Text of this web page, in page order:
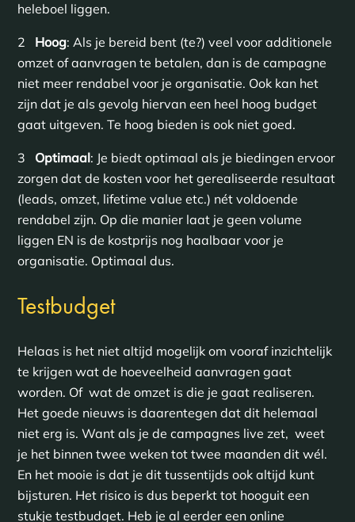
heleboel liggen.
2 Hoog: Als je bereid bent (te?) veel voor additionele
omzet of aanvragen te betalen, dan is de campagne
niet meer rendabel voor je organisatie. Ook kan het
zijn dat je als gevolg hiervan een heel hoog budget
gaat uitgeven. Te hoog bieden is ook niet goed.
3 Optimaal: Je biedt optimaal als je biedingen ervoor
zorgen dat de kosten voor het gerealiseerde resultaat
(leads, omzet, lifetime value etc.) nét voldoende
rendabel zijn. Op die manier laat je geen volume
liggen EN is de kostprijs nog haalbaar voor je
organisatie. Optimaal dus.
Testbudget
Helaas is het niet altijd mogelijk om vooraf inzichtelijk
te krijgen wat de hoeveelheid aanvragen gaat
worden. Of wat de omzet is die je gaat realiseren.
Het goede nieuws is daarentegen dat dit helemaal
niet erg is. Want als je de campagnes live zet, weet
je het binnen twee weken tot twee maanden dit wél.
En het mooie is dat je dit tussentijds ook altijd kunt
bijsturen. Het risico is dus beperkt tot hooguit een
stukje testbudget. Heb je al eerder een online